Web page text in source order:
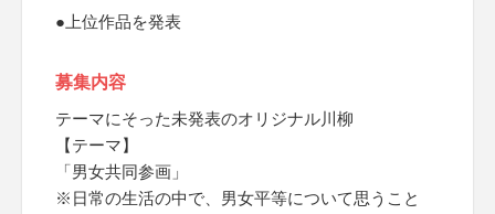
●上位作品を発表
募集内容
テーマにそった未発表のオリジナル川柳
【テーマ】
「男女共同参画」
※日常の生活の中で、男女平等について思うこと